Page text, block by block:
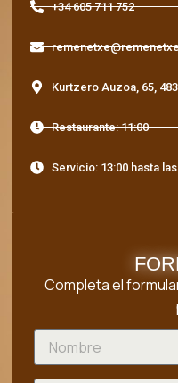
+34 605 711 752
Kurtzero Auzoa, 65,
Restaurante: 11:00
Servicio: 13:00 hasta las
Completa el